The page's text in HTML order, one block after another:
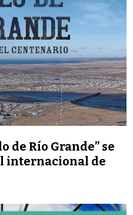
de Río Grande” se
internacional de